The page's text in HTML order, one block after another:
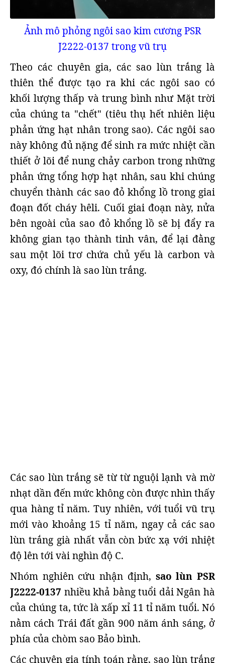
Ảnh mô phỏng ngôi sao kim cương PSR
J2222-0137 trong vũ trụ
Theo các chuyên gia, các sao lùn trắng là
thiên thể được tạo ra khi các ngôi sao có
khối lượng thấp và trung bình như Mặt trời
của chúng ta "chết" (tiêu thụ hết nhiên liệu
phản ứng hạt nhân trong sao). Các ngôi sao
này không đủ nặng để sinh ra mức nhiệt cần
thiết ở lõi để nung chảy carbon trong những
phản ứng tổng hợp hạt nhân, sau khi chúng
chuyển thành các sao đỏ khổng lồ trong giai
đoạn đốt cháy hêli. Cuối giai đoạn này, nửa
bên ngoài của sao đỏ khổng lồ sẽ bị đẩy ra
không gian tạo thành tinh vân, để lại đằng
sau một lõi trơ chứa chủ yếu là carbon và
oxy, đó chính là sao lùn trắng.
Các sao lùn trắng sẽ từ từ nguội lạnh và mờ
nhạt dần đến mức không còn được nhìn thấy
qua hàng tỉ năm. Tuy nhiên, với tuổi vũ trụ
mới vào khoảng 15 tỉ năm, ngay cả các sao
lùn trắng già nhất vẫn còn bức xạ với nhiệt
độ lên tới vài nghìn độ C.
Nhóm nghiên cứu nhận định, sao lùn PSR
J2222-0137 nhiều khả bằng tuổi dải Ngân hà
của chúng ta, tức là xấp xỉ 11 tỉ năm tuổi. Nó
nằm cách Trái đất gần 900 năm ánh sáng, ở
phía của chòm sao Bảo bình.
Các chuyên gia tính toán rằng, sao lùn trắng